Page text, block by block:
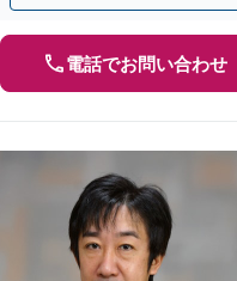
電話でお問い合わせ